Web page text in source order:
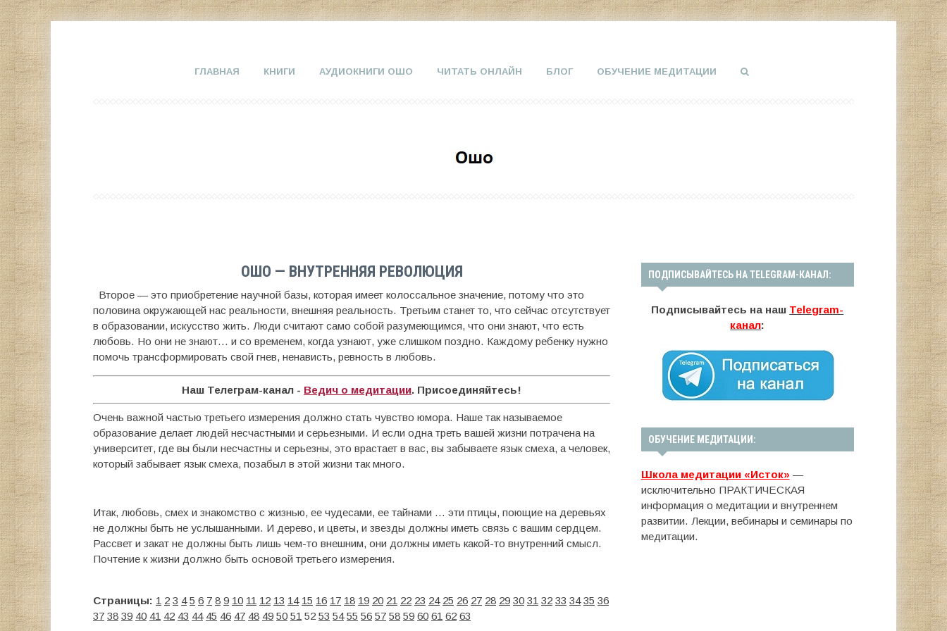
ГЛАВНАЯ КНИГИ АУДИОКНИГИ ОШО ЧИТАТЬ ОНЛАЙН БЛОГ ОБУЧЕНИЕ МЕДИТАЦИИ
ОШО — ВНУТРЕННЯЯ РЕВОЛЮЦИЯ
Второе — это приобретение научной базы, которая имеет колоссальное значение, потому что это
половина окружающей нас реальности, внешняя реальность. Третьим станет то, что сейчас отсутствует
в образовании, искусство жить. Люди считают само собой разумеющимся, что они знают, что есть
любовь. Но они не знают… и со временем, когда узнают, уже слишком поздно. Каждому ребенку нужно
помочь трансформировать свой гнев, ненависть, ревность в любовь.
Наш Телеграм-канал - Ведич о медитации. Присоединяйтесь!
Очень важной частью третьего измерения должно стать чувство юмора. Наше так называемое
образование делает людей несчастными и серьезными. И если одна треть вашей жизни потрачена на
университет, где вы были несчастны и серьезны, это врастает в вас, вы забываете язык смеха, а человек,
который забывает язык смеха, позабыл в этой жизни так много.
Итак, любовь, смех и знакомство с жизнью, ее чудесами, ее тайнами … эти птицы, поющие на деревьях
не должны быть не услышанными. И дерево, и цветы, и звезды должны иметь связь с вашим сердцем.
Рассвет и закат не должны быть лишь чем-то внешним, они должны иметь какой-то внутренний смысл.
Почтение к жизни должно быть основой третьего измерения.
Страницы: 1 2 3 4 5 6 7 8 9 10 11 12 13 14 15 16 17 18 19 20 21 22 23 24 25 26 27 28 29 30 31 32 33 34 35 36
37 38 39 40 41 42 43 44 45 46 47 48 49 50 51 52 53 54 55 56 57 58 59 60 61 62 63
ПОДПИСЫВАЙТЕСЬ НА TELEGRAM-КАНАЛ:
Подписывайтесь на наш Telegram-
канал:
ОБУЧЕНИЕ МЕДИТАЦИИ:
Школа медитации «Исток» —
исключительно ПРАКТИЧЕСКАЯ
информация о медитации и внутреннем
развитии. Лекции, вебинары и семинары по
медитации.